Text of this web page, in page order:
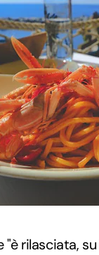
rilasciata,